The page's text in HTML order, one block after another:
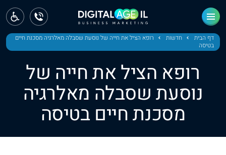
דף הבית חדשות
רופא הציל את חייה של נוסעת שסבלה מאלרגיה מסכנת חיים
בטיסה
רופא הציל את חייה של
נוסעת שסבלה מאלרגיה
מסכנת חיים בטיסה
ראשי
חדשות
מחוז חיפה
מחוז מרכז